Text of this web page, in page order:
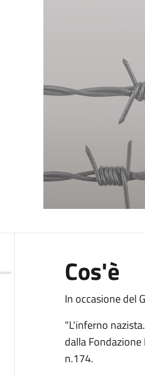
Cos'è
In occasione del
"L'inferno
dalla Fondazione
n.174.